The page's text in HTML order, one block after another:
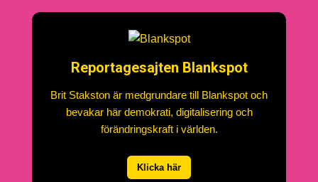
Reportagesajten Blankspot
Brit Stakston är medgrundare till Blankspot och
bevakar här demokrati, digitalisering och
förändringskraft i världen.
Klicka här